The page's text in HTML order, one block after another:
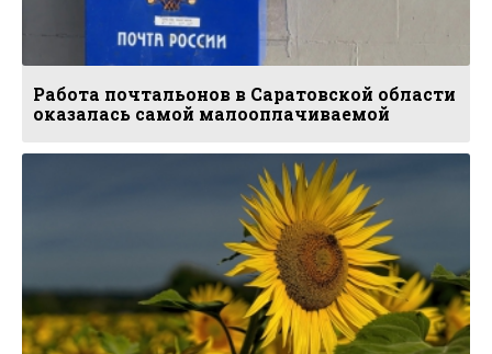
Работа почтальонов в Саратовской области
оказалась самой малооплачиваемой